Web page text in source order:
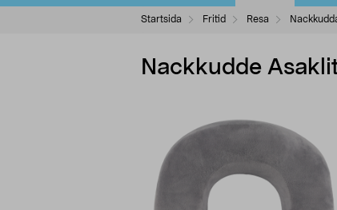
Startsida Fritid Resa
Nackkudde